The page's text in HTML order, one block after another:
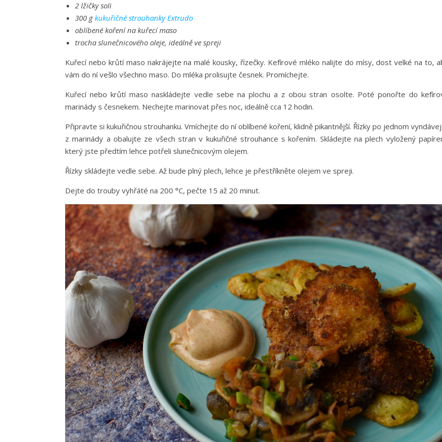
2 lžičky soli
300 gkukuřičné strouhanky Extrudo
oblíbené koření na kuřecí maso
trocha slunečnicového oleje, ideálně ve spreji
Kuřecí nebo krůtí maso nakrájejte na malé kousky, řízečky. Kefírové mléko nalijte do mísy, dost velké na to,
vám do ní vešlo všechno maso. Do mléka prolisujte česnek. Promíchejte.
Kuřecí nebo krůtí maso naskládejte vedle sebe na plochu a z obou stran osolte. Poté ponořte do
marinády s česnekem. Nechejte marinovat přes noc, ideálně cca 12 hodin.
Připravte si kukuřičnou strouhanku. Vmíchejte do ní oblíbené koření, klidně pikantnější. Řízky po jednom
z marinády a obalujte ze všech stran v kukuřičné strouhance s kořením. Skládejte na plech vyložený
který jste předtím lehce potřeli slunečnicovým olejem.
Řízky skládejte vedle sebe. Až bude plný plech, lehce je přestříkněte olejem ve spreji.
Dejte do trouby vyhřáté na 200 °C, pečte 15 až 20 minut.